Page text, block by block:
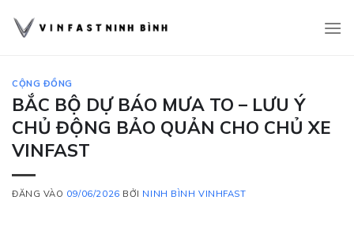
qua
CỘNG ĐỒNG
BẮC BỘ DỰ BÁO MƯA TO – LƯU Ý
CHỦ ĐỘNG BẢO QUẢN CHO CHỦ XE
VINFAST
ĐĂNG VÀO 09/06/2026 BỞI NINH BÌNH VINHFAST